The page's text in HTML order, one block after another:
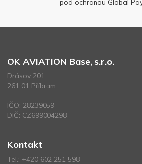
pod ochranou Global
OK AVIATION Base, s.r.o.
Drásov 201
261 01 Příbram
IČO: 28239059
DIČ: CZ699004298
Kontakt
Tel.: +420 602 251 598